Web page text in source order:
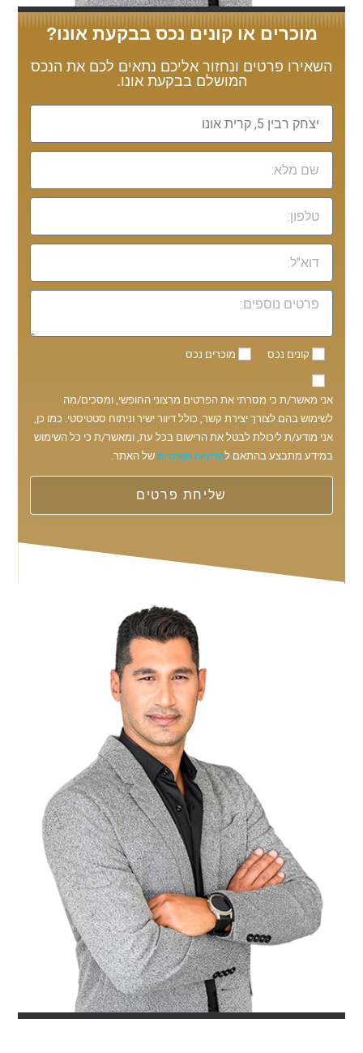
מוכרים או קונים נכס בבקעת אונו?
השאירו פרטים ונחזור אליכם נתאים לכם את הנכס
המושלם בבקעת אונו.
קונים נכס מוכרים נכס
אני מאשר/ת כי מסרתי את הפרטים מרצוני החופשי, ומסכים/מה
לשימוש בהם לצורך יצירת קשר, כולל דיוור ישיר וניתוח סטטיסטי. כמו כן,
אני מודע/ת ליכולת לבטל את הרישום בכל עת, ומאשר/ת כי כל השימוש
במידע מתבצע בהתאם למדיניות הפרטיות של האתר.
שליחת פרטים